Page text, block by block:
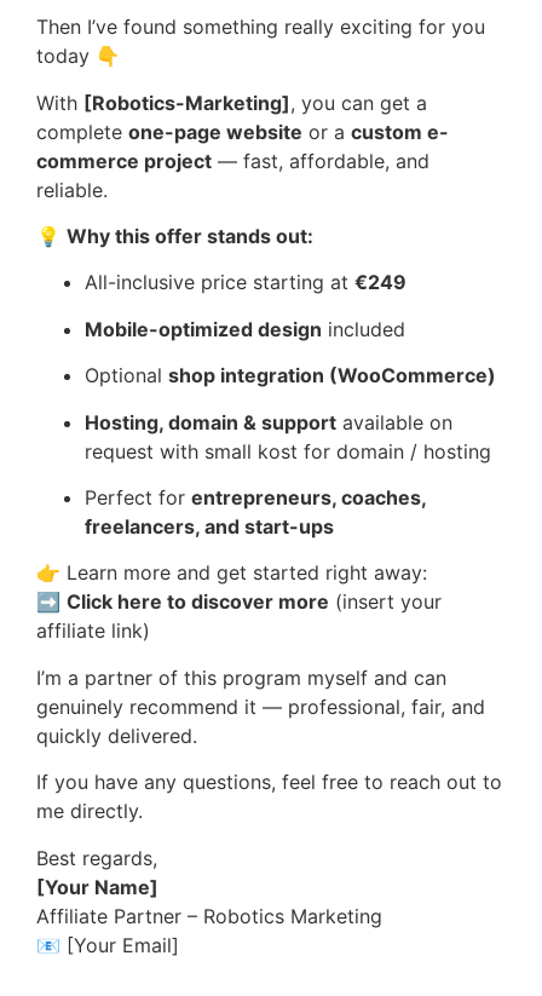
Then I’ve found something really exciting for you
today 👇
With [Robotics-Marketing], you can get a
complete one-page website or a custom e-
commerce project — fast, affordable, and
reliable.
💡 Why this offer stands out:
All-inclusive price starting at €249
Mobile-optimized design included
Optional shop integration (WooCommerce)
Hosting, domain & support available on
request with small kost for domain / hosting
Perfect for entrepreneurs, coaches,
freelancers, and start-ups
👉 Learn more and get started right away:
➡ Click here to discover more (insert your
affiliate link)
I’m a partner of this program myself and can
genuinely recommend it — professional, fair, and
quickly delivered.
If you have any questions, feel free to reach out to
me directly.
Best regards,
[Your Name]
Affiliate Partner – Robotics Marketing
📧 [Your Email]